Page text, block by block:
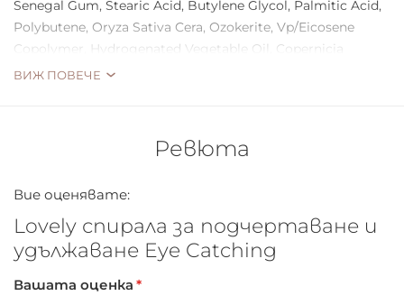
Senegal Gum, Stearic Acid, Butylene Glycol, Palmitic Acid,
Polybutene, Oryza Sativa Cera, Ozokerite, Vp/Eicosene
Copolymer, Hydrogenated Vegetable Oil, Copernicia
Cerifera Cera, Aminomethyl Propanol, Phenoxyethanol,
Propylene Glycol, Acacia Seyal Gum Extract, Potassium
CI 77266[nano].
ВИЖ ПОВЕЧЕ
Ревюта
Вие оценявате:
Lovely спирала за подчертаване и
удължаване Eye Catching
Вашата оценка